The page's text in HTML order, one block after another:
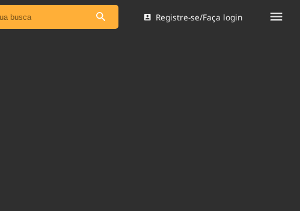
todas as notícias
Registre-se/Faça login